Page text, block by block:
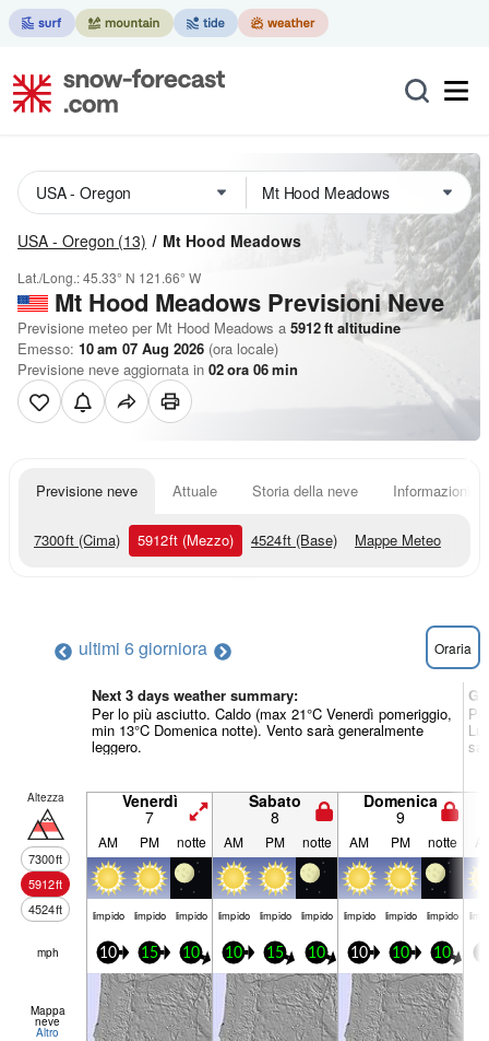
USA - Oregon (13) Mt Hood Meadows
Lat./Long.:45.33° N 121.66° W
Mt Hood Meadows Previsioni Neve
Previsione meteo per Mt Hood Meadows a 5912ft altitudine
Emesso: 10 am 07 Aug 2026 (ora locale)
Previsione neve aggiornata in 02ora 06min
Previsione neve Attuale Storia della neve Informazioni
7300ft (Cima) 5912ft (Mezzo) 4524ft (Base) Mappe Meteo
ultimi 6 giorniora Oraria
Next 3 days weather summary:
Per lo più asciutto. Caldo (max 21°C Venerdì pomeriggio,
min 13°C Domenica notte). Vento sarà generalmente
leggero.
Altezza
7300ft
5912ft
4524ft
Venerdì
7
Sabato
8
Domenica
9
AM PM notte AM PM notte AM PM notte
limp­ido limp­ido limp­ido limp­ido limp­ido limp­ido limp­ido limp­ido limp­ido
mph 10 15 10 10 15 10 10 10 10
Mappa
neve
Altro